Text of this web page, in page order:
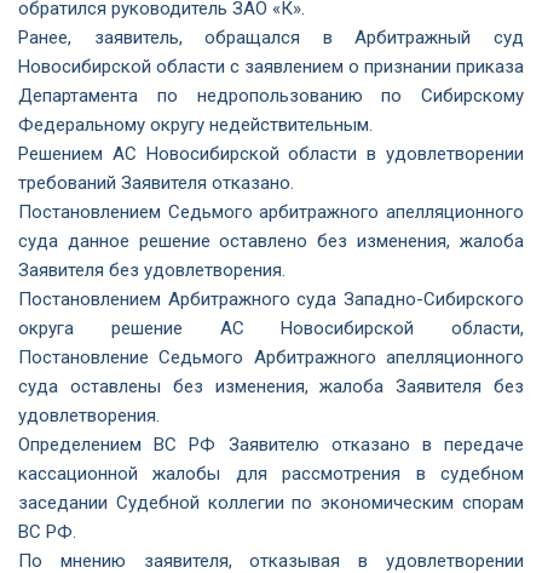
обратился руководитель ЗАО «К».
Ранее, заявитель, обращался в Арбитражный суд
Новосибирской области с заявлением о признании приказа
Департамента по недропользованию по Сибирскому
Федеральному округу недействительным.
Решением АС Новосибирской области в удовлетворении
требований Заявителя отказано.
Постановлением Седьмого арбитражного апелляционного
суда данное решение оставлено без изменения, жалоба
Заявителя без удовлетворения.
Постановлением Арбитражного суда Западно-Сибирского
округа решение АС Новосибирской области,
Постановление Седьмого Арбитражного апелляционного
суда оставлены без изменения, жалоба Заявителя без
удовлетворения.
Определением ВС РФ Заявителю отказано в передаче
кассационной жалобы для рассмотрения в судебном
заседании Судебной коллегии по экономическим спорам
ВС РФ.
По мнению заявителя, отказывая в удовлетворении